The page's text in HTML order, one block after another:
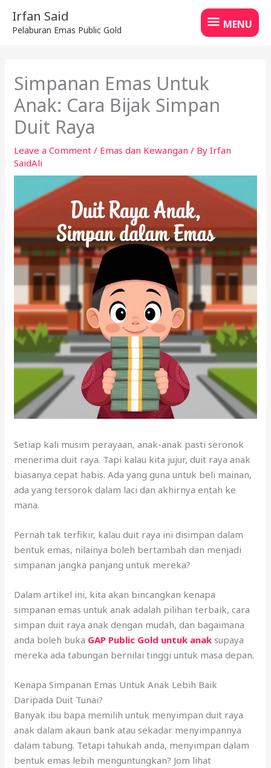
content
Irfan Said
Pelaburan Emas Public Gold
MENU
MENU
Simpanan Emas Untuk
Anak: Cara Bijak Simpan
Duit Raya
Leave a Comment / Emas dan Kewangan / ByIrfan
SaidAli
Setiap kali musim perayaan, anak-anak pasti seronok
menerima duit raya. Tapi kalau kita jujur, duit raya anak
biasanya cepat habis. Ada yang guna untuk beli mainan,
ada yang tersorok dalam laci dan akhirnya entah ke
mana.
Pernah tak terfikir, kalau duit raya ini disimpan dalam
bentuk emas, nilainya boleh bertambah dan menjadi
simpanan jangka panjang untuk mereka?
Dalam artikel ini, kita akan bincangkan kenapa
simpanan emas untuk anak adalah pilihan terbaik, cara
simpan duit raya anak dengan mudah, dan bagaimana
anda boleh buka GAP Public Gold untuk anak supaya
mereka ada tabungan bernilai tinggi untuk masa depan.
Kenapa Simpanan Emas Untuk Anak Lebih Baik
Daripada Duit Tunai?
Banyak ibu bapa memilih untuk menyimpan duit raya
anak dalam akaun bank atau sekadar menyimpannya
dalam tabung. Tetapi tahukah anda, menyimpan dalam
bentuk emas lebih menguntungkan? Jom lihat